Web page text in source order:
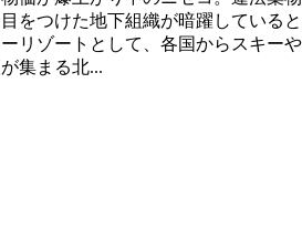
をつけた地下組織が暗躍していると
リゾートとして、各国からスキーや
集まる北...